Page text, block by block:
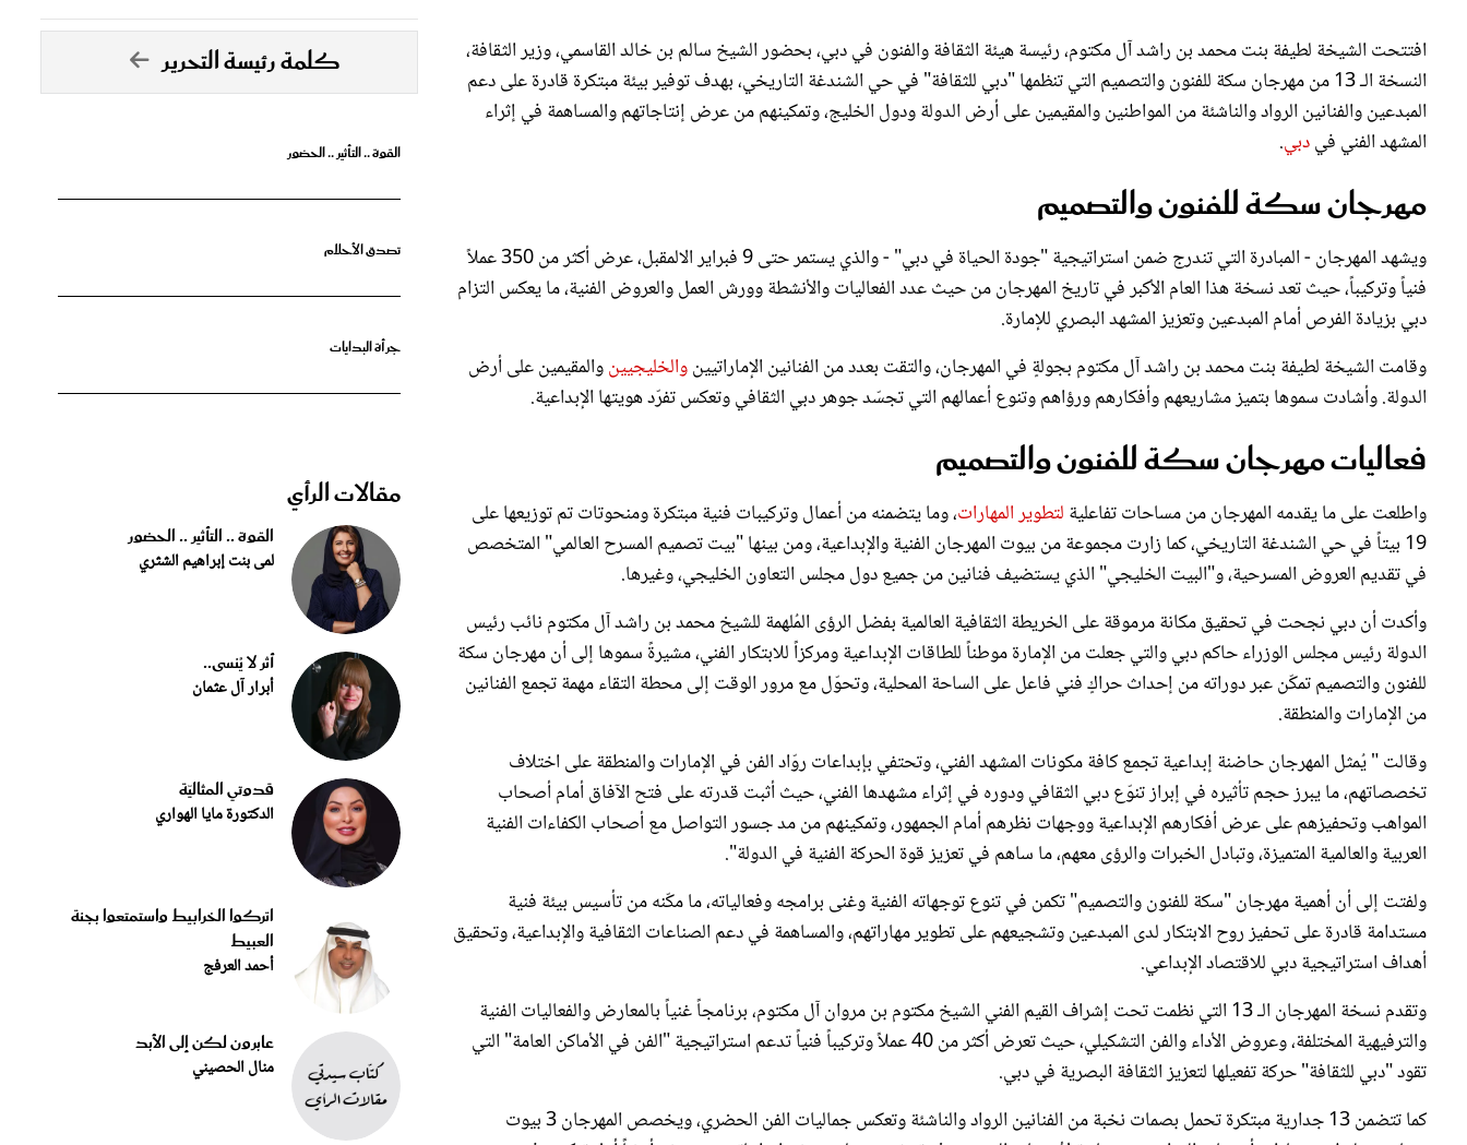
افتتحت الشيخة لطيفة بنت محمد بن راشد آل مكتوم، رئيسة هيئة الثقافة والفنون في دبي، بحضور الشيخ سالم بن خالد القاسمي، وزير الثقافة،
النسخة الـ 13 من مهرجان سكة للفنون والتصميم التي تنظمها "دبي للثقافة" في حي الشندغة التاريخي، بهدف توفير بيئة مبتكرة قادرة على دعم
المبدعين والفنانين الرواد والناشئة من المواطنين والمقيمين على أرض الدولة ودول الخليج، وتمكينهم من عرض إنتاجاتهم والمساهمة في إثراء
المشهد الفني في دبي
مهرجان سكة للفنون والتصميم
ويشهد المهرجان - المبادرة التي تندرج ضمن استراتيجية "جودة الحياة في دبي" - والذي يستمر حتى 9 فبراير الالمقبل، عرض أكثر من 350 عملاً
فنياً وتركيباً، حيث تعد نسخة هذا العام الأكبر في تاريخ المهرجان من حيث عدد الفعاليات والأنشطة وورش العمل والعروض الفنية، ما يعكس التزام
دبي بزيادة الفرص أمام المبدعين وتعزيز المشهد البصري للإمارة.
وقامت الشيخة لطيفة بنت محمد بن راشد آل مكتوم بجولةٍ في المهرجان، والتقت بعدد من الفنانين الإماراتيين والخليجيين والمقيمين على أرض
الدولة. وأشادت سموها بتميز مشاريعهم وأفكارهم ورؤاهم وتنوع أعمالهم التي تجسّد جوهر دبي الثقافي وتعكس تفرّد هويتها الإبداعية.
فعاليات مهرجان سكة للفنون والتصميم
واطلعت على ما يقدمه المهرجان من مساحات تفاعلية لتطوير المهارات ، وما يتضمنه من أعمال وتركيبات فنية مبتكرة ومنحوتات تم توزيعها على
19 بيتاً في حي الشندغة التاريخي، كما زارت مجموعة من بيوت المهرجان الفنية والإبداعية، ومن بينها "بيت تصميم المسرح العالمي" المتخصص
في تقديم العروض المسرحية، و"البيت الخليجي" الذي يستضيف فنانين من جميع دول مجلس التعاون الخليجي، وغيرها.
وأكدت أن دبي نجحت في تحقيق مكانة مرموقة على الخريطة الثقافية العالمية بفضل الرؤى المُلهمة للشيخ محمد بن راشد آل مكتوم نائب رئيس
الدولة رئيس مجلس الوزراء حاكم دبي والتي جعلت من الإمارة موطناً للطاقات الإبداعية ومركزاً للابتكار الفني، مشيرةً سموها إلى أن مهرجان سكة
للفنون والتصميم تمكّن عبر دوراته من إحداث حراكٍ فني فاعل على الساحة المحلية، وتحوّل مع مرور الوقت إلى محطة التقاء مهمة تجمع الفنانين
من الإمارات والمنطقة.
وقالت " يُمثل المهرجان حاضنة إبداعية تجمع كافة مكونات المشهد الفني، وتحتفي بإبداعات روّاد الفن في الإمارات والمنطقة على اختلاف
تخصصاتهم، ما يبرز حجم تأثيره في إبراز تنوّع دبي الثقافي ودوره في إثراء مشهدها الفني، حيث أثبت قدرته على فتح الآفاق أمام أصحاب
المواهب وتحفيزهم على عرض أفكارهم الإبداعية ووجهات نظرهم أمام الجمهور، وتمكينهم من مد جسور التواصل مع أصحاب الكفاءات الفنية
العربية والعالمية المتميزة، وتبادل الخبرات والرؤى معهم، ما ساهم في تعزيز قوة الحركة الفنية في الدولة".
ولفتت إلى أن أهمية مهرجان "سكة للفنون والتصميم" تكمن في تنوع توجهاته الفنية وغنى برامجه وفعالياته، ما مكّنه من تأسيس بيئة فنية
مستدامة قادرة على تحفيز روح الابتكار لدى المبدعين وتشجيعهم على تطوير مهاراتهم، والمساهمة في دعم الصناعات الثقافية والإبداعية، وتحقيق
أهداف استراتيجية دبي للاقتصاد الإبداعي.
وتقدم نسخة المهرجان الـ 13 التي نظمت تحت إشراف القيم الفني الشيخ مكتوم بن مروان آل مكتوم، برنامجاً غنياً بالمعارض والفعاليات الفنية
والترفيهية المختلفة، وعروض الأداء والفن التشكيلي، حيث تعرض أكثر من 40 عملاً وتركيباً فنياً تدعم استراتيجية "الفن في الأماكن العامة" التي
تقود "دبي للثقافة" حركة تفعيلها لتعزيز الثقافة البصرية في دبي.
كما تتضمن 13 جدارية مبتكرة تحمل بصمات نخبة من الفنانين الرواد والناشئة وتعكس جماليات الفن الحضري، ويخصص المهرجان 3 بيوت
كلمة رئيسة التحرير
القوة .. التأثير .. الحضور
تصدق الأحلام
جرأة البدايات
مقالات الرأي
القوة .. التأثير .. الحضور
لمى بنت إبراهيم الشثري
أثر لا يُنسى..
أبرار آل عثمان
قدوتي المثاليّة
الدكتورة مايا الهواري
اتركوا الخرابيط واستمتعوا بجنة
العبيط
أحمد العرفج
عابرون لكن إلى الأبد
منال الحصيني